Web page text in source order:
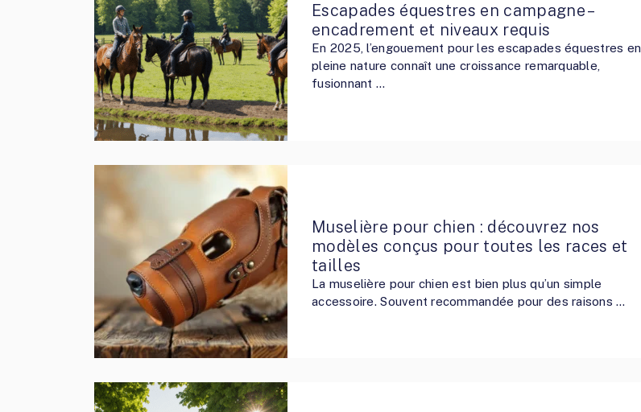
Escapades équestres en campagne –
encadrement et niveaux requis
En 2025, l’engouement pour les escapades équestres en
pleine nature connaît une croissance remarquable,
fusionnant …
Muselière pour chien : découvrez nos
modèles conçus pour toutes les races et
tailles
La muselière pour chien est bien plus qu’un simple
accessoire. Souvent recommandée pour des raisons …